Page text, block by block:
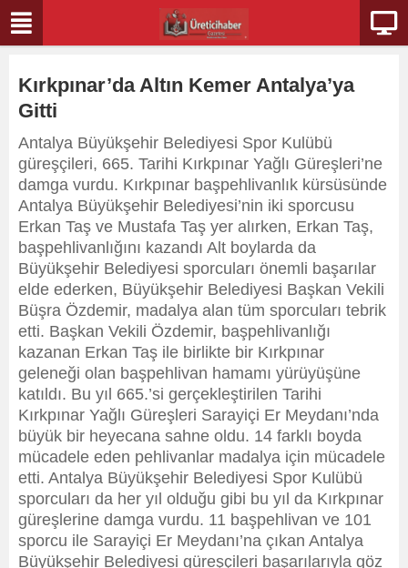
Kırkpınar’da Altın Kemer Antalya’ya
Gitti
Antalya Büyükşehir Belediyesi Spor Kulübü
güreşçileri, 665. Tarihi Kırkpınar Yağlı Güreşleri’ne
damga vurdu. Kırkpınar başpehlivanlık kürsüsünde
Antalya Büyükşehir Belediyesi’nin iki sporcusu
Erkan Taş ve Mustafa Taş yer alırken, Erkan Taş,
başpehlivanlığını kazandı Alt boylarda da
Büyükşehir Belediyesi sporcuları önemli başarılar
elde ederken, Büyükşehir Belediyesi Başkan Vekili
Büşra Özdemir, madalya alan tüm sporcuları tebrik
etti. Başkan Vekili Özdemir, başpehlivanlığı
kazanan Erkan Taş ile birlikte bir Kırkpınar
geleneği olan başpehlivan hamamı yürüyüşüne
katıldı. Bu yıl 665.’si gerçekleştirilen Tarihi
Kırkpınar Yağlı Güreşleri Sarayiçi Er Meydanı’nda
büyük bir heyecana sahne oldu. 14 farklı boyda
mücadele eden pehlivanlar madalya için mücadele
etti. Antalya Büyükşehir Belediyesi Spor Kulübü
sporcuları da her yıl olduğu gibi bu yıl da Kırkpınar
güreşlerine damga vurdu. 11 başpehlivan ve 101
sporcu ile Sarayiçi Er Meydanı’na çıkan Antalya
Büyükşehir Belediyesi güreşçileri başarılarıyla göz